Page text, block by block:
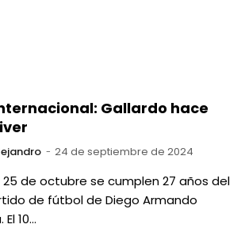
Gallardo hace
24 de septiembre de 2024
25 de octubre se cumplen 27 años del
de fútbol de Diego Armando
10…